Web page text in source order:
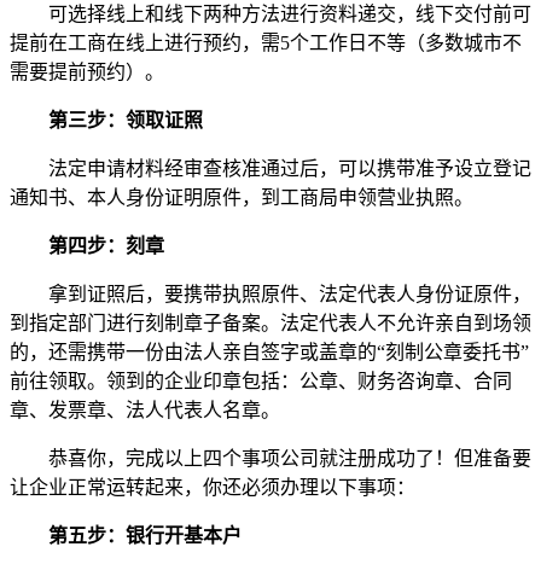
可选择线上和线下两种方法进行资料递交，线下交付前可
提前在工商在线上进行预约，需5个工作日不等（多数城市不
需要提前预约）。
第三步：领取证照
法定申请材料经审查核准通过后，可以携带准予设立登记
通知书、本人身份证明原件，到工商局申领营业执照。
第四步：刻章
拿到证照后，要携带执照原件、法定代表人身份证原件，
到指定部门进行刻制章子备案。法定代表人不允许亲自到场领
的，还需携带一份由法人亲自签字或盖章的“刻制公章委托书”
前往领取。领到的企业印章包括：公章、财务咨询章、合同
章、发票章、法人代表人名章。
恭喜你，完成以上四个事项公司就注册成功了！但准备要
让企业正常运转起来，你还必须办理以下事项：
第五步：银行开基本户